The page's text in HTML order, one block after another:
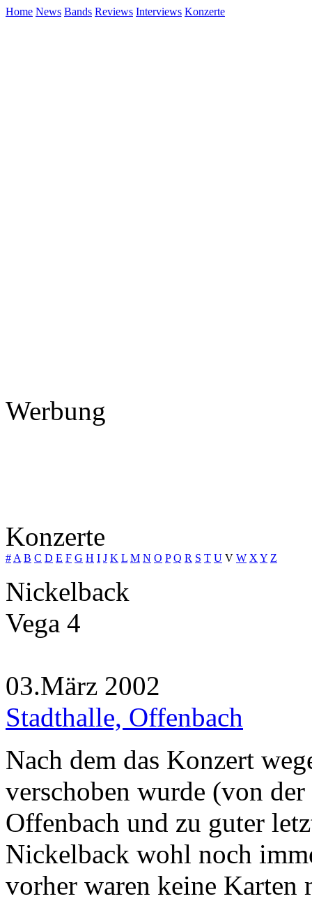
Home News Bands Reviews Interviews Konzerte
Werbung
Konzerte
# A B C D E F G H I J K L M N O P Q R S T U V W X Y Z
Nickelback
Vega 4
03.März 2002
Stadthalle, Offenbach
Nach dem das Konzert
verschoben wurde (von
Offenbach und zu guter
Nickelback wohl noch
vorher waren keine Karten